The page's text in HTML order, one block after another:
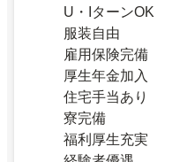
U・IターンOK
服装自由
雇用保険完備
厚生年金加入
住宅手当あり
寮完備
福利厚生充実